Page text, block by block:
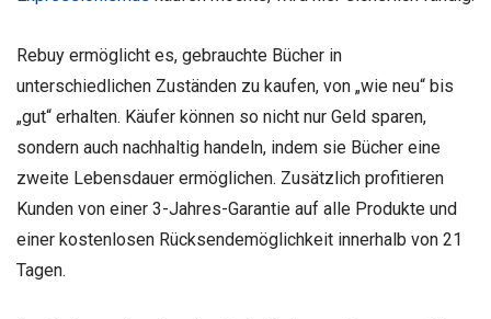
Rebuy ermöglicht es, gebrauchte Bücher in
unterschiedlichen Zuständen zu kaufen, von „wie neu“ bis
„gut“ erhalten. Käufer können so nicht nur Geld sparen,
sondern auch nachhaltig handeln, indem sie Bücher eine
zweite Lebensdauer ermöglichen. Zusätzlich profitieren
Kunden von einer 3-Jahres-Garantie auf alle Produkte und
einer kostenlosen Rücksendemöglichkeit innerhalb von 21
Tagen.